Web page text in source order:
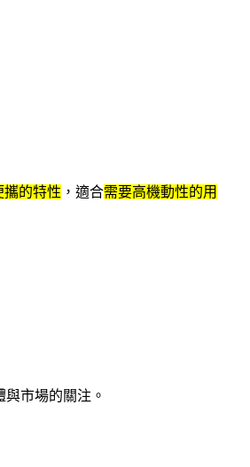
攜的特性 ，適合需要高機動性的用
市場的關注。